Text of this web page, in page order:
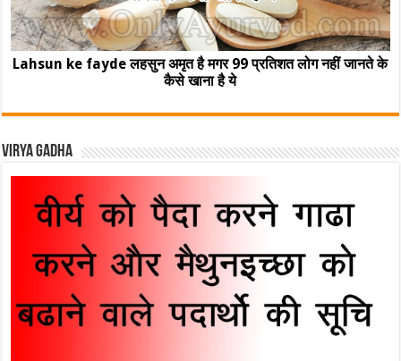
Lahsun ke fayde लहसुन अमृत है मगर 99 प्रतिशत लोग नहीं जानते के
कैसे खाना है ये
Virya Gadha